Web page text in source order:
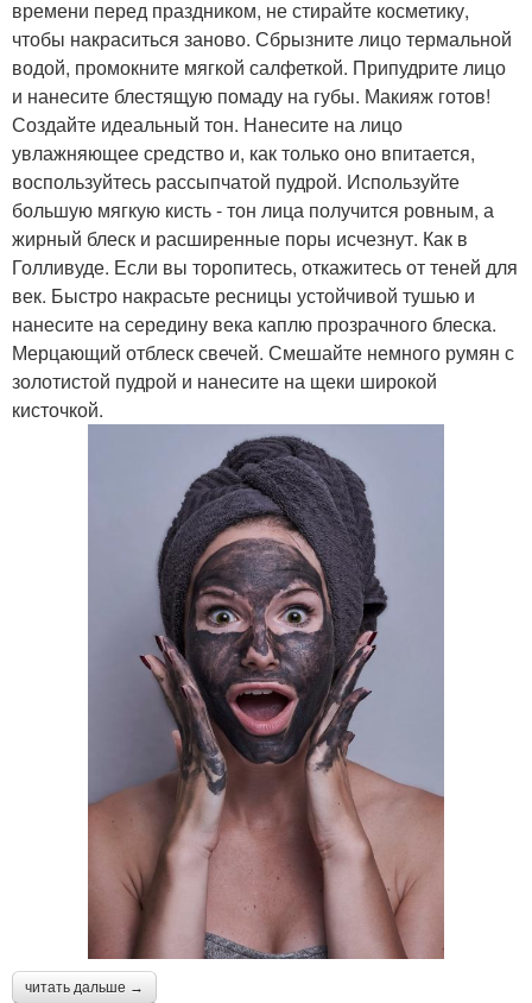
времени перед праздником, не стирайте косметику,
чтобы накраситься заново. Сбрызните лицо термальной
водой, промокните мягкой салфеткой. Припудрите лицо
и нанесите блестящую помаду на губы. Макияж готов!
Создайте идеальный тон. Нанесите на лицо
увлажняющее средство и, как только оно впитается,
воспользуйтесь рассыпчатой пудрой. Используйте
большую мягкую кисть - тон лица получится ровным, а
жирный блеск и расширенные поры исчезнут. Как в
Голливуде. Если вы торопитесь, откажитесь от теней для
век. Быстро накрасьте ресницы устойчивой тушью и
нанесите на середину века каплю прозрачного блеска.
Мерцающий отблеск свечей. Смешайте немного румян с
золотистой пудрой и нанесите на щеки широкой
кисточкой.
читать дальше →